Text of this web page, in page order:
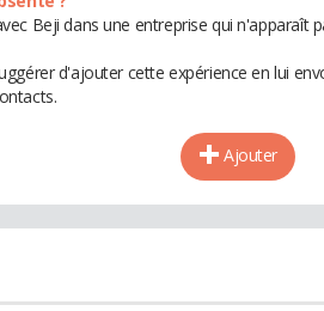
Beji dans une entreprise qui n'apparaît
d'ajouter cette expérience en lui
Ajouter